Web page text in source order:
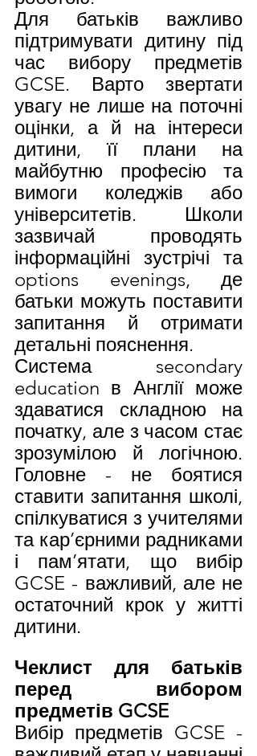
Для батьків важливо
підтримувати дитину під
час вибору предметів
GCSE. Варто звертати
увагу не лише на поточні
оцінки, а й на інтереси
дитини, її плани на
майбутню професію та
вимоги коледжів або
університетів. Школи
зазвичай проводять
інформаційні зустрічі та
options evenings, де
батьки можуть поставити
запитання й отримати
детальні пояснення.
Система secondary
education в Англії може
здаватися складною на
початку, але з часом стає
зрозумілою й логічною.
Головне - не боятися
ставити запитання школі,
спілкуватися з учителями
та кар’єрними радниками
і пам’ятати, що вибір
GCSE - важливий, але не
остаточний крок у житті
дитини.
Чеклист для батьків
перед вибором
предметів GCSE
Вибір предметів GCSE -